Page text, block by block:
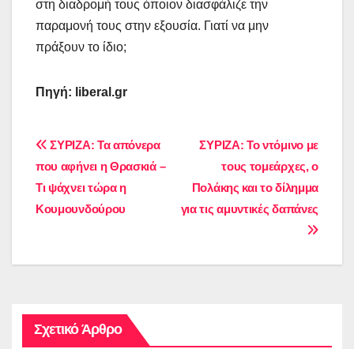
στη διαδρομή τους όποιον διασφάλιζε την
παραμονή τους στην εξουσία. Γιατί να μην
πράξουν το ίδιο;
Πηγή: liberal .gr
Πλοήγηση
άρθρων
ΣΥΡΙΖΑ: Το ντόμινο με
τους τομεάρχες, ο
Πολάκης και το δίλημμα
για τις αμυντικές δαπάνες
ΣΥΡΙΖΑ: Τα απόνερα
που αφήνει η Θρασκιά –
Τι ψάχνει τώρα η
Κουμουνδούρου
Σχετικό Άρθρο